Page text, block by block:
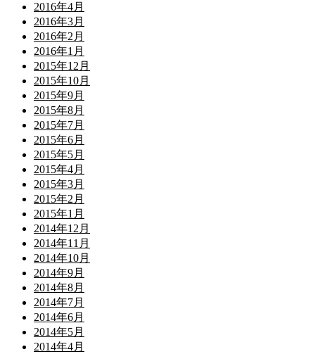
2016年4月
2016年3月
2016年2月
2016年1月
2015年12月
2015年10月
2015年9月
2015年8月
2015年7月
2015年6月
2015年5月
2015年4月
2015年3月
2015年2月
2015年1月
2014年12月
2014年11月
2014年10月
2014年9月
2014年8月
2014年7月
2014年6月
2014年5月
2014年4月